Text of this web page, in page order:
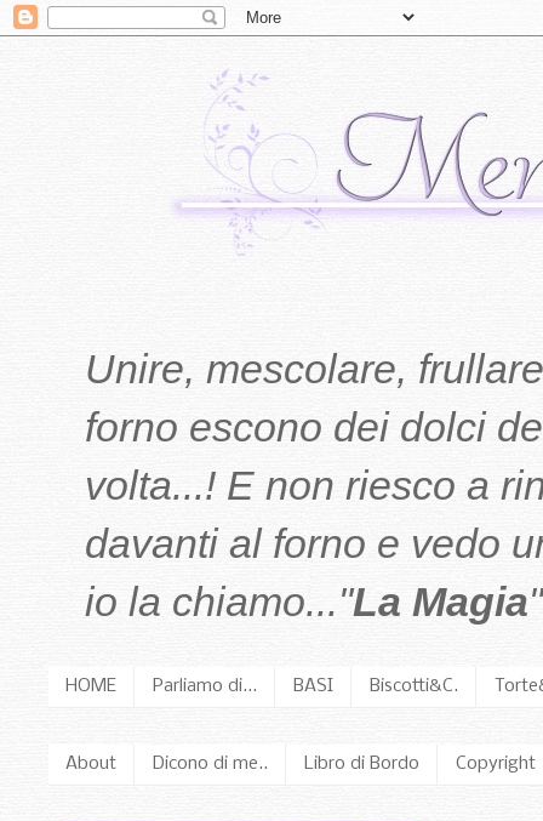
Unire, mescolare,
forno escono dei dolci
volta...! E non riesco a
davanti al forno e vedo
io la chiamo..."La Magia
HOME Parliamo di... BASI Biscotti&C.
About Dicono di me.. Libro di Bordo Copyright